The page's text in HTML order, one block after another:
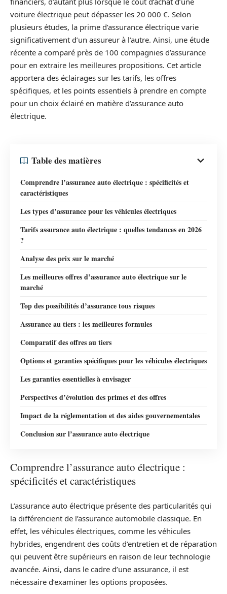
voiture électrique peut dépasser les 20 000 €. Selon
plusieurs études, la prime d’assurance électrique varie
significativement d’un assureur à l’autre. Ainsi, une étude
récente a comparé près de 100 compagnies d’assurance
pour en extraire les meilleures propositions. Cet article
apportera des éclairages sur les tarifs, les offres
spécifiques, et les points essentiels à prendre en compte
pour un choix éclairé en matière d’assurance auto
électrique.
Table des matières
Comprendre l’assurance auto électrique : spécificités et
caractéristiques
Les types d’assurance pour les véhicules électriques
Tarifs assurance auto électrique : quelles tendances en 2026
?
Analyse des prix sur le marché
Les meilleures offres d’assurance auto électrique sur le
marché
Top des possibilités d’assurance tous risques
Assurance au tiers : les meilleures formules
Comparatif des offres au tiers
Options et garanties spécifiques pour les véhicules électriques
Les garanties essentielles à envisager
Perspectives d’évolution des primes et des offres
Impact de la réglementation et des aides gouvernementales
Conclusion sur l’assurance auto électrique
Comprendre l’assurance auto électrique :
spécificités et caractéristiques
L’assurance auto électrique présente des particularités qui
la différencient de l’assurance automobile classique. En
effet, les véhicules électriques, comme les véhicules
hybrides, engendrent des coûts d’entretien et de réparation
qui peuvent être supérieurs en raison de leur technologie
avancée. Ainsi, dans le cadre d’une assurance, il est
nécessaire d’examiner les options proposées.